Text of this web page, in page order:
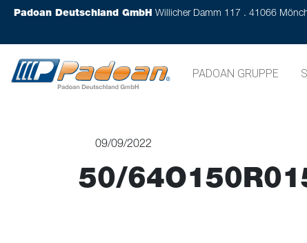
Padoan Deutschland GmbH Willicher Damm 117 . 41066
PADOAN GRUPPE
09/09/2022
50/